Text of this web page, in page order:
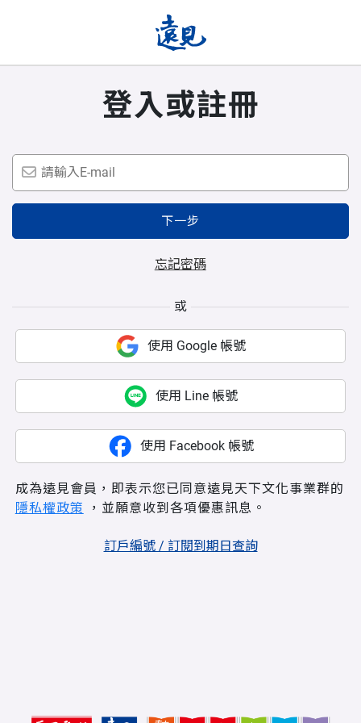
登入或註冊
下一步
忘記密碼
或
使用 Google 帳號
使用 Line 帳號
使用 Facebook 帳號
成為遠見會員，即表示您已同意遠見天下文化事業群的
隱私權政策 ，並願意收到各項優惠訊息。
訂戶編號 / 訂閱到期日查詢